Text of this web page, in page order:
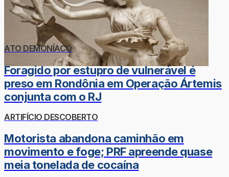
ATO DEMONÍACO
Foragido por estupro de vulnerável é
preso em Rondônia em Operação Ártemis
conjunta com o RJ
ARTIFÍCIO DESCOBERTO
Motorista abandona caminhão em
movimento e foge; PRF apreende quase
meia tonelada de cocaína